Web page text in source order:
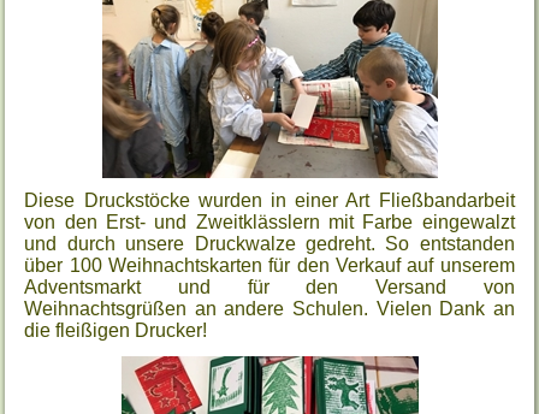
Diese Druckstöcke wurden in einer Art Fließbandarbeit
von den Erst- und Zweitklässlern mit Farbe eingewalzt
und durch unsere Druckwalze gedreht. So entstanden
über 100 Weihnachtskarten für den Verkauf auf unserem
Adventsmarkt und für den Versand von
Weihnachtsgrüßen an andere Schulen. Vielen Dank an
die fleißigen Drucker!